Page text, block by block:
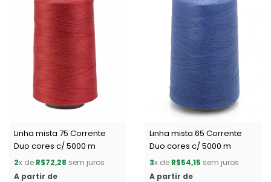
Linha mista 75 Corrente
Duo cores c/ 5000 m
2x de R$72,28 sem juros
A partir de
Linha mista 65 Corrente
Duo cores c/ 5000 m
3x de R$54,15 sem juros
A partir de